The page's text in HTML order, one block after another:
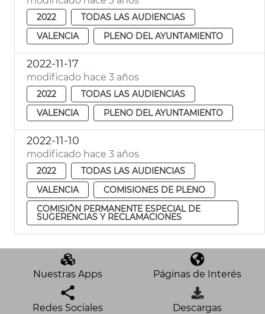
2022
TODAS LAS AUDIENCIAS
VALENCIA
PLENO DEL AYUNTAMIENTO
2022-11-17
modificado hace 3 años
2022
TODAS LAS AUDIENCIAS
VALENCIA
PLENO DEL AYUNTAMIENTO
2022-11-10
modificado hace 3 años
2022
TODAS LAS AUDIENCIAS
VALENCIA
COMISIONES DE PLENO
COMISIÓN PERMANENTE ESPECIAL DE
SUGERENCIAS Y RECLAMACIONES
Nuestras Apps Páginas de Interés
Redes Sociales Descargas